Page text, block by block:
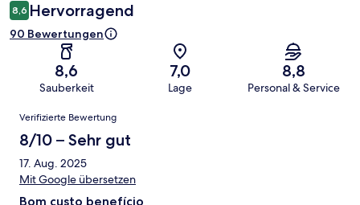
8,6 Hervorragend
90 Bewertungen
8,6
Sauberkeit
7,0
Lage
8,8
Personal & Service
Bewertungen
Verifizierte Bewertung
8/10 – Sehr gut
17. Aug. 2025
Mit Google übersetzen
Bom custo benefício